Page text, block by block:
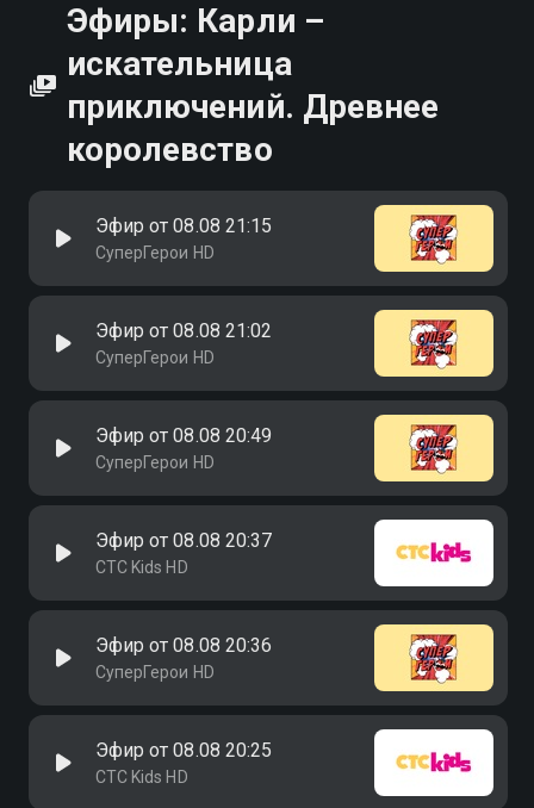
Эфиры: Карли –
искательница
приключений. Древнее
королевство
Эфир от 08.08 21:15
СуперГерои HD
Эфир от 08.08 21:02
СуперГерои HD
Эфир от 08.08 20:49
СуперГерои HD
Эфир от 08.08 20:37
СТС Kids HD
Эфир от 08.08 20:36
СуперГерои HD
Эфир от 08.08 20:25
СТС Kids HD